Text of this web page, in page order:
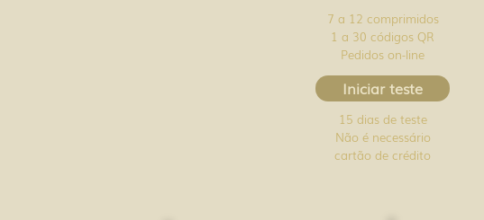
7 a 12 comprimidos
1 a 30 códigos QR
Pedidos on-line
Iniciar teste
15 dias de teste
Não é necessário
cartão de crédito